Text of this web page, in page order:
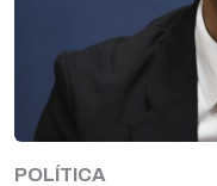
POLÍTICA